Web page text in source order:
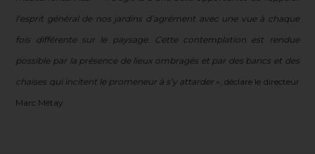
l’esprit général de nos jardins d’agrément avec une vue à chaque
fois différente sur le paysage. Cette contemplation est rendue
possible par la présence de lieux ombragés et par des bancs et des
chaises qui incitent le promeneur à s’y attarder », déclare le directeur
Marc Métay.